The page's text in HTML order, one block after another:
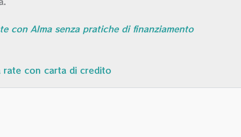
con Alma senza pratiche di finanziamento